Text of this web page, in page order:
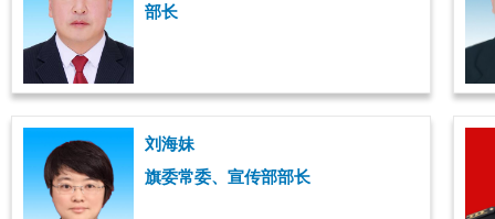
部长
刘海妹
旗委常委、宣传部部长